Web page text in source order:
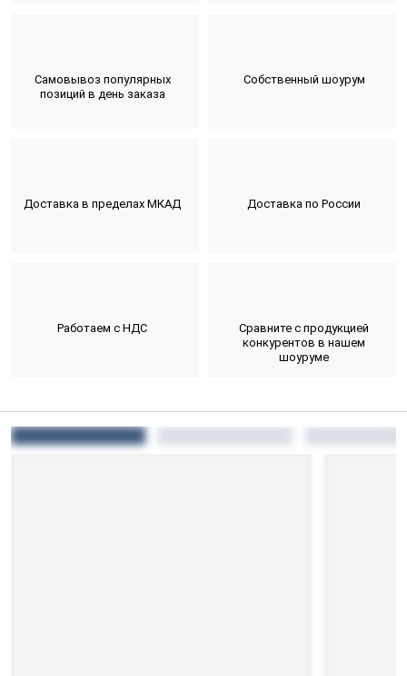
Самовывоз популярных
позиций в день заказа
Собственный шоурум
Доставка в пределах МКАД Доставка по России
Работаем с НДС
Сравните с продукцией
конкурентов в нашем
шоуруме